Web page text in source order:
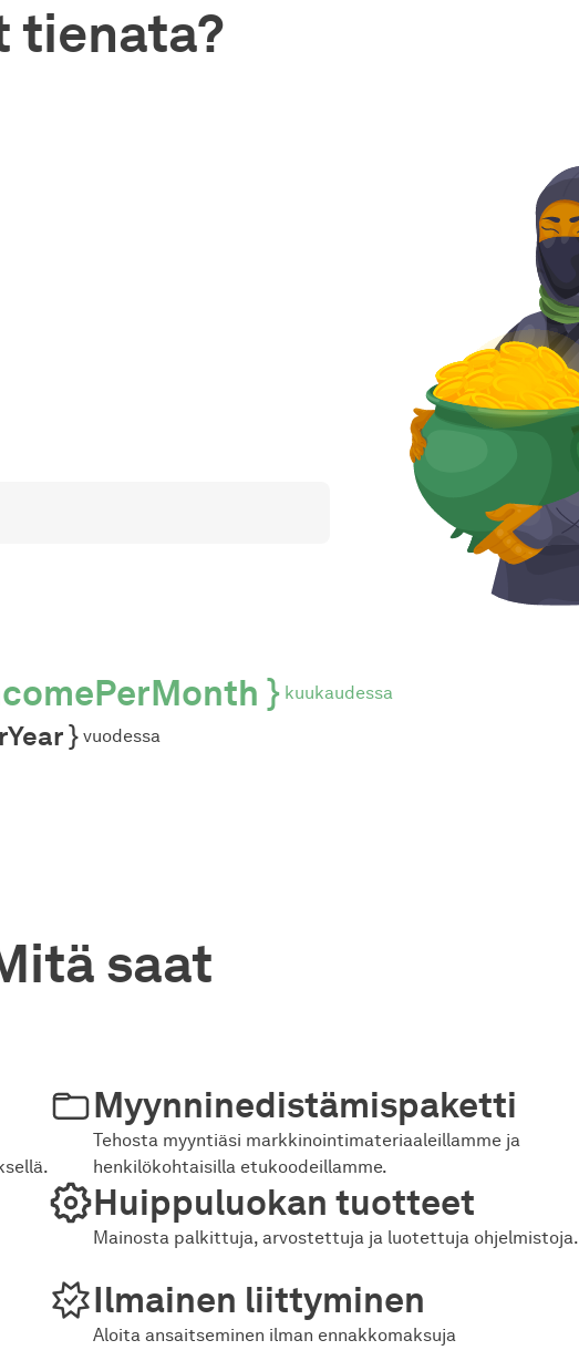
tienata?
} kuukaudessa
} vuodessa
saat
Myynninedistämispaketti
Tehosta myyntiäsi markkinointimateriaaleillamme ja
henkilökohtaisilla etukoodeillamme.
Huippuluokan tuotteet
Mainosta palkittuja, arvostettuja ja luotettuja ohjelmistoja.
Ilmainen liittyminen
Aloita ansaitseminen ilman ennakkomaksuja